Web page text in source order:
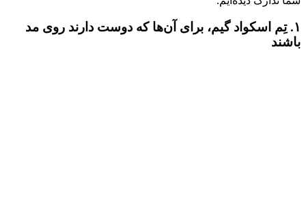
۱. تِم اسکواد گیم، برای آن‌ها که دوست دارند روی مد
باشند